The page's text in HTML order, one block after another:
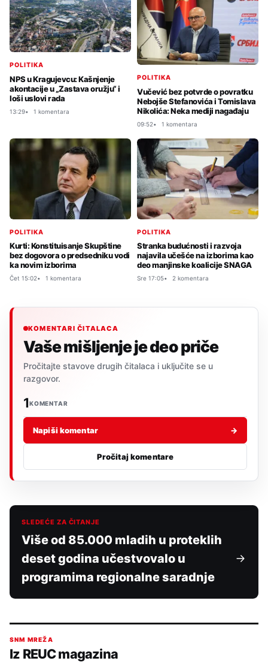
POLITIKA
NPS u Kragujevcu: Kašnjenje
akontacije u „Zastava oružju“ i
loši uslovi rada
13:29 1 komentara
POLITIKA
Vučević bez potvrde o povratku
Nebojše Stefanovića i Tomislava
Nikolića: Neka mediji nagađaju
09:52 1 komentara
POLITIKA
Kurti: Konstituisanje Skupštine
bez dogovora o predsedniku vodi
ka novim izborima
Čet 15:02 1 komentara
POLITIKA
Stranka budućnosti i razvoja
najavila učešće na izborima kao
deo manjinske koalicije SNAGA
Sre 17:05 2 komentara
KOMENTARI ČITALACA
Vaše mišljenje je deo priče
Pročitajte stavove drugih čitalaca i uključite se u
razgovor.
1KOMENTAR
Napiši komentar →
Pročitaj komentare
SLEDEĆE ZA ČITANJE
Više od 85.000 mladih u proteklih
deset godina učestvovalo u
programima regionalne saradnje
SNM MREŽA
Iz REUC magazina